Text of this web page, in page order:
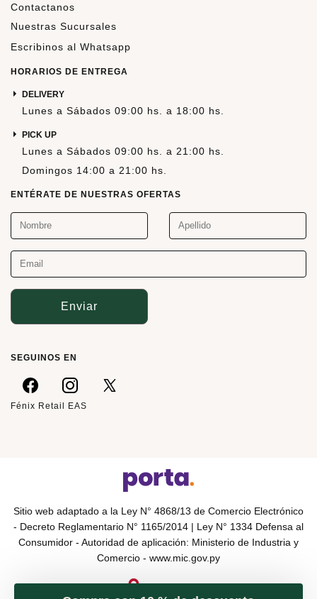
Contactanos
Nuestras Sucursales
Escribinos al Whatsapp
HORARIOS DE ENTREGA
DELIVERY
Lunes a Sábados 09:00 hs. a 18:00 hs.
PICK UP
Lunes a Sábados 09:00 hs. a 21:00 hs.
Domingos 14:00 a 21:00 hs.
ENTÉRATE DE NUESTRAS OFERTAS
Enviar
SEGUINOS EN
Fénix Retail EAS
Sitio web adaptado a la Ley N° 4868/13 de Comercio Electrónico
- Decreto Reglamentario N° 1165/2014 | Ley N° 1334 Defensa al
Consumidor - Autoridad de aplicación: Ministerio de Industria y
Comercio - www.mic.gov.py